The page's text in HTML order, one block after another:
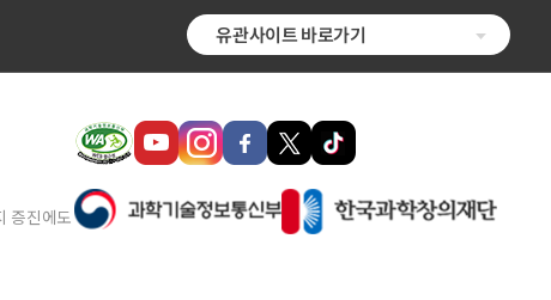
유관사이트 바로가기
증진에도